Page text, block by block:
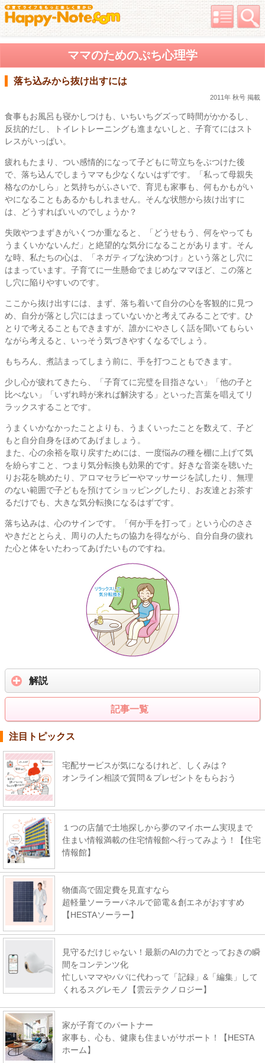
ママのためのぷち心理学
落ち込みから抜け出すには
2011年 秋号 掲載
食事もお風呂も寝かしつけも、いちいちグズって時間がかかるし、
反抗的だし、トイレトレーニングも進まないしと、子育てにはスト
レスがいっぱい。
疲れもたまり、つい感情的になって子どもに苛立ちをぶつけた後
で、落ち込んでしまうママも少なくないはずです。「私って母親失
格なのかしら」と気持ちがふさいで、育児も家事も、何もかもがい
やになることもあるかもしれません。そんな状態から抜け出すに
は、どうすればいいのでしょうか？
失敗やつまずきがいくつか重なると、「どうせもう、何をやっても
うまくいかないんだ」と絶望的な気分になることがあります。そん
な時、私たちの心は、「ネガティブな決めつけ」という落とし穴に
はまっています。子育てに一生懸命でまじめなママほど、この落と
し穴に陥りやすいのです。
ここから抜け出すには、まず、落ち着いて自分の心を客観的に見つ
め、自分が落とし穴にはまっていないかと考えてみることです。ひ
とりで考えることもできますが、誰かにやさしく話を聞いてもらい
ながら考えると、いっそう気づきやすくなるでしょう。
もちろん、煮詰まってしまう前に、手を打つこともできます。
少し心が疲れてきたら、「子育てに完璧を目指さない」「他の子と
比べない」「いずれ時が来れば解決する」といった言葉を唱えてリ
ラックスすることです。
うまくいかなかったことよりも、うまくいったことを数えて、子ど
もと自分自身をほめてあげましょう。
また、心の余裕を取り戻すためには、一度悩みの種を棚に上げて気
を紛らすこと、つまり気分転換も効果的です。好きな音楽を聴いた
りお花を眺めたり、アロマセラピーやマッサージを試したり、無理
のない範囲で子どもを預けてショッピングしたり、お友達とお茶す
るだけでも、大きな気分転換になるはずです。
落ち込みは、心のサインです。「何か手を打って」という心のささ
やきだととらえ、周りの人たちの協力を得ながら、自分自身の疲れ
た心と体をいたわってあげたいものですね。
解説
記事一覧
注目トピックス
宅配サービスが気になるけれど、しくみは？
オンライン相談で質問＆プレゼントをもらおう
１つの店舗で土地探しから夢のマイホーム実現まで
住まい情報満載の住宅情報館へ行ってみよう！【住宅
情報館】
物価高で固定費を見直すなら
超軽量ソーラーパネルで節電＆創エネがおすすめ
【HESTAソーラー】
見守るだけじゃない！最新のAIの力でとっておきの瞬
間をコンテンツ化
忙しいママやパパに代わって「記録」&「編集」して
くれるスグレモノ【雲云テクノロジー】
家が子育てのパートナー
家事も、心も、健康も住まいがサポート！【HESTA
ホーム】